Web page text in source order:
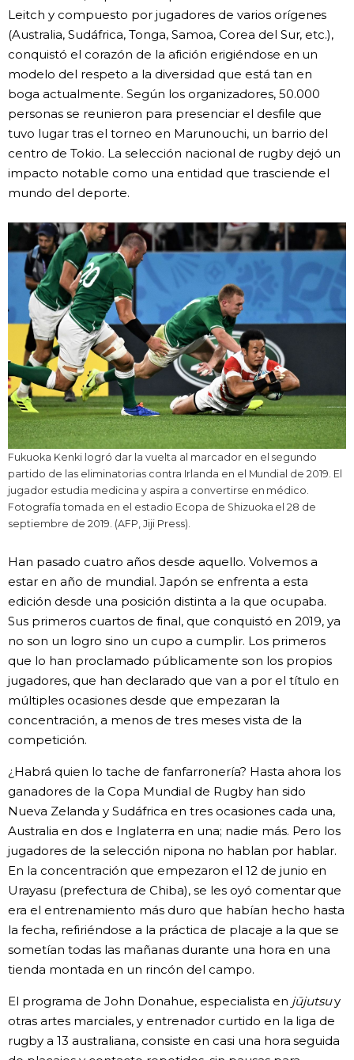
Leitch y compuesto por jugadores de varios orígenes
(Australia, Sudáfrica, Tonga, Samoa, Corea del Sur, etc.),
conquistó el corazón de la afición erigiéndose en un
modelo del respeto a la diversidad que está tan en
boga actualmente. Según los organizadores, 50.000
personas se reunieron para presenciar el desfile que
tuvo lugar tras el torneo en Marunouchi, un barrio del
centro de Tokio. La selección nacional de rugby dejó un
impacto notable como una entidad que trasciende el
mundo del deporte.
Fukuoka Kenki logró dar la vuelta al marcador en el segundo
partido de las eliminatorias contra Irlanda en el Mundial de 2019. El
jugador estudia medicina y aspira a convertirse en médico.
Fotografía tomada en el estadio Ecopa de Shizuoka el 28 de
septiembre de 2019. (AFP, Jiji Press).
Han pasado cuatro años desde aquello. Volvemos a
estar en año de mundial. Japón se enfrenta a esta
edición desde una posición distinta a la que ocupaba.
Sus primeros cuartos de final, que conquistó en 2019, ya
no son un logro sino un cupo a cumplir. Los primeros
que lo han proclamado públicamente son los propios
jugadores, que han declarado que van a por el título en
múltiples ocasiones desde que empezaran la
concentración, a menos de tres meses vista de la
competición.
¿Habrá quien lo tache de fanfarronería? Hasta ahora los
ganadores de la Copa Mundial de Rugby han sido
Nueva Zelanda y Sudáfrica en tres ocasiones cada una,
Australia en dos e Inglaterra en una; nadie más. Pero los
jugadores de la selección nipona no hablan por hablar.
En la concentración que empezaron el 12 de junio en
Urayasu (prefectura de Chiba), se les oyó comentar que
era el entrenamiento más duro que habían hecho hasta
la fecha, refiriéndose a la práctica de placaje a la que se
sometían todas las mañanas durante una hora en una
tienda montada en un rincón del campo.
El programa de John Donahue, especialista en jūjutsuy
otras artes marciales, y entrenador curtido en la liga de
rugby a 13 australiana, consiste en casi una hora seguida